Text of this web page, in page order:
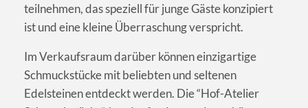
teilnehmen, das speziell für junge Gäste konzipiert
ist und eine kleine Überraschung verspricht.
Im Verkaufsraum darüber können einzigartige
Schmuckstücke mit beliebten und seltenen
Edelsteinen entdeckt werden. Die “Hof-Atelier